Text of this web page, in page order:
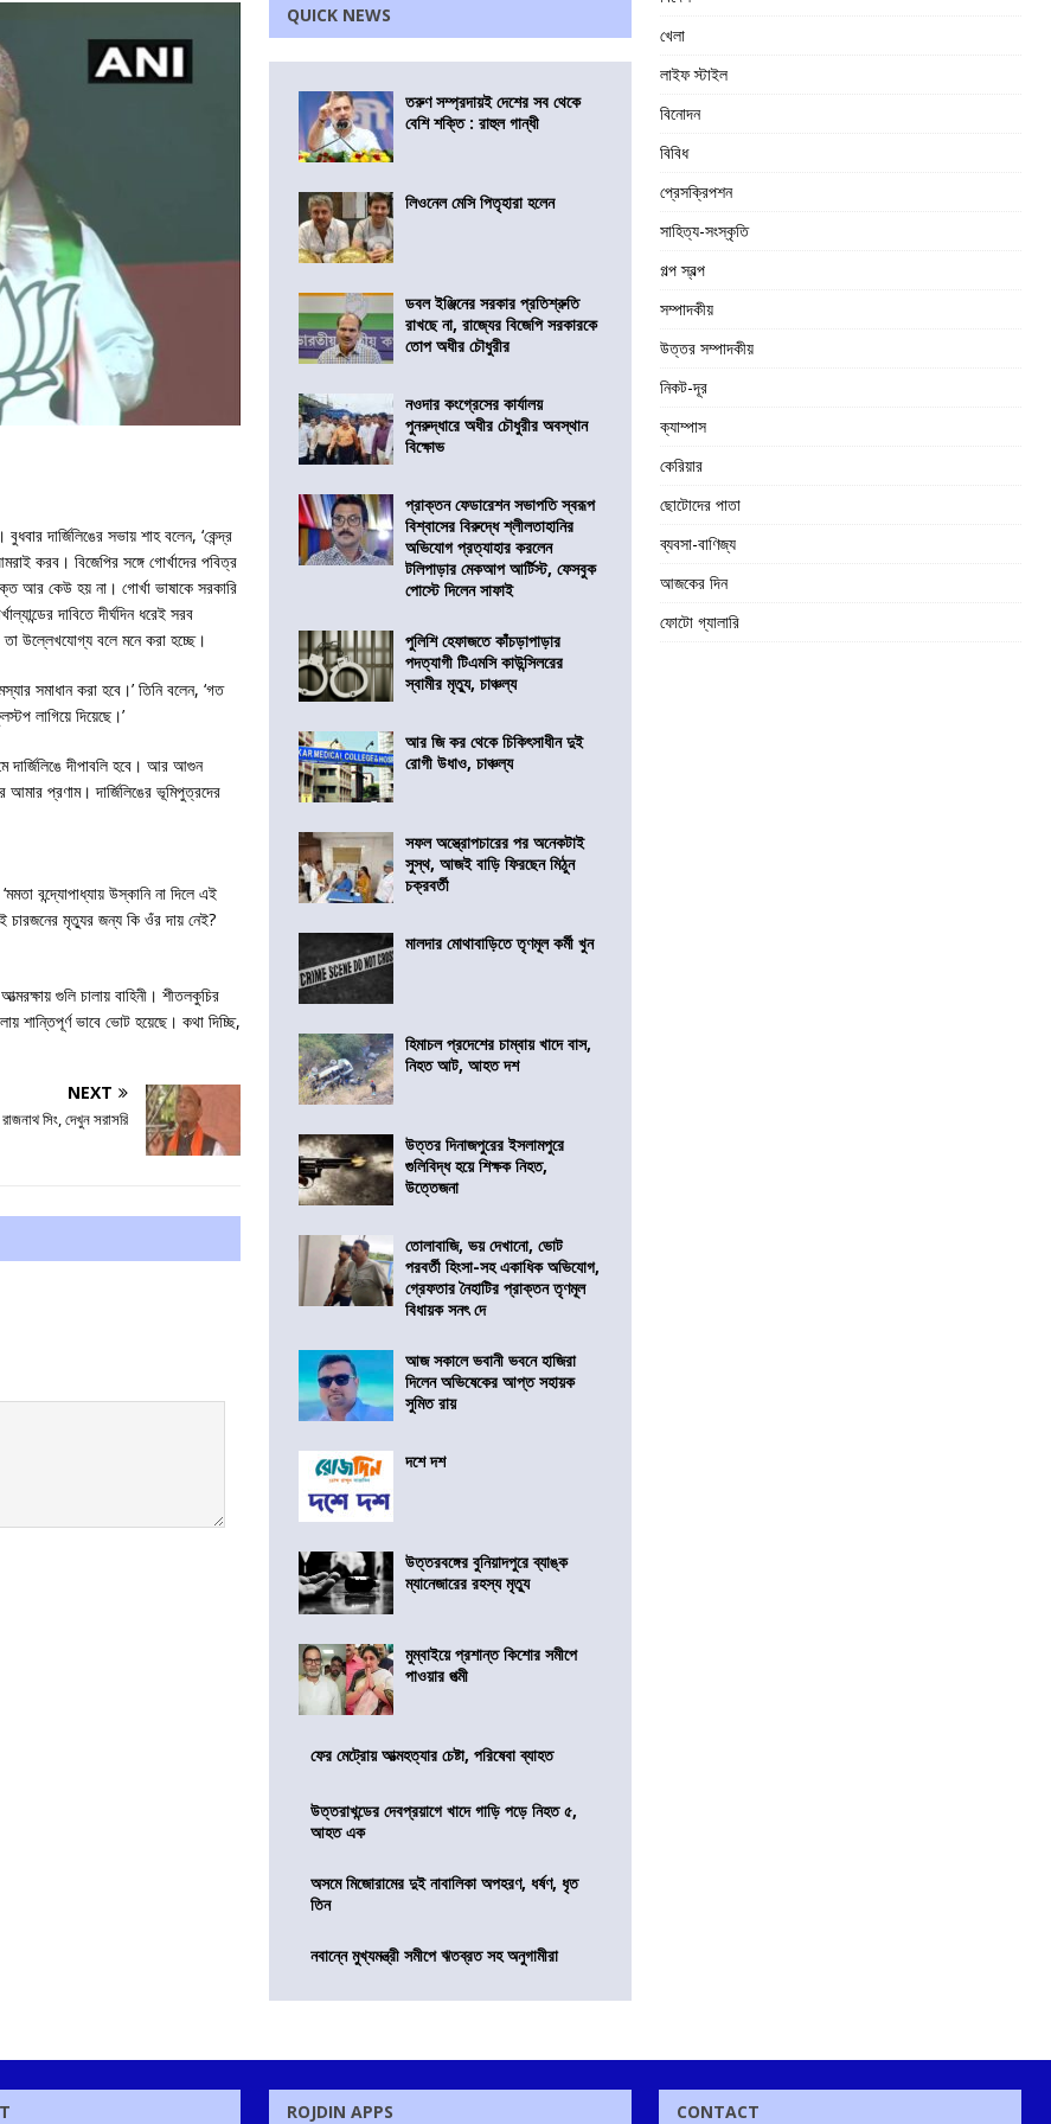
দার্জিলিঙের সভায় শাহ বলেন, ‘কেন্দ্র
করব। বিজেপির সঙ্গে গোর্খাদের পবিত্র
আর কেউ হয় না। গোর্খা ভাষাকে সরকারি
দাবিতে দীর্ঘদিন ধরেই সরব
তা উল্লেখযোগ্য বলে মনে করা হচ্ছে।
সমাধান করা হবে।’ তিনি বলেন, ‘গত
লাগিয়ে দিয়েছে।’
দার্জিলিঙে দীপাবলি হবে। আর আগুন
আমার প্রণাম। দার্জিলিঙের ভূমিপুত্রদের
বন্দ্যোপাধ্যায় উস্কানি না দিলে এই
চারজনের মৃত্যুর জন্য কি ওঁর দায় নেই?
গুলি চালায় বাহিনী। শীতলকুচির
শান্তিপূর্ণ ভাবে ভোট হয়েছে। কথা দিচ্ছি,
NEXT
সিং, দেখুন সরাসরি
QUICK NEWS
তরুণ সম্প্রদায়ই দেশের সব থেকে
বেশি শক্তি : রাহুল গান্ধী
লিওনেল মেসি পিতৃহারা হলেন
ডবল ইঞ্জিনের সরকার প্রতিশ্রুতি
রাখছে না, রাজ্যের বিজেপি সরকারকে
তোপ অধীর চৌধুরীর
নওদার কংগ্রেসের কার্যালয়
পুনরুদ্ধারে অধীর চৌধুরীর অবস্থান
বিক্ষোভ
প্রাক্তন ফেডারেশন সভাপতি স্বরূপ
বিশ্বাসের বিরুদ্ধে শ্লীলতাহানির
অভিযোগ প্রত্যাহার করলেন
টলিপাড়ার মেকআপ আর্টিস্ট, ফেসবুক
পোস্টে দিলেন সাফাই
পুলিশি হেফাজতে কাঁচড়াপাড়ার
পদত্যাগী টিএমসি কাউন্সিলরের
স্বামীর মৃত্যু, চাঞ্চল্য
আর জি কর থেকে চিকিৎসাধীন দুই
রোগী উধাও, চাঞ্চল্য
সফল অস্ত্রোপচারের পর অনেকটাই
সুস্থ, আজই বাড়ি ফিরছেন মিঠুন
চক্রবর্তী
মালদার মোথাবাড়িতে তৃণমূল কর্মী খুন
হিমাচল প্রদেশের চাম্বায় খাদে বাস,
নিহত আট, আহত দশ
উত্তর দিনাজপুরের ইসলামপুরে
গুলিবিদ্ধ হয়ে শিক্ষক নিহত,
উত্তেজনা
তোলাবাজি, ভয় দেখানো, ভোট
পরবর্তী হিংসা-সহ একাধিক অভিযোগ,
গ্রেফতার নৈহাটির প্রাক্তন তৃণমূল
বিধায়ক সনৎ দে
আজ সকালে ভবানী ভবনে হাজিরা
দিলেন অভিষেকের আপ্ত সহায়ক
সুমিত রায়
দশে দশ
উত্তরবঙ্গের বুনিয়াদপুরে ব্যাঙ্ক
ম্যানেজারের রহস্য মৃত্যু
মুম্বাইয়ে প্রশান্ত কিশোর সমীপে
পাওয়ার পত্মী
ফের মেট্রোয় আত্মহত্যার চেষ্টা, পরিষেবা ব্যাহত
উত্তরাখন্ডের দেবপ্রয়াগে খাদে গাড়ি পড়ে নিহত ৫,
আহত এক
অসমে মিজোরামের দুই নাবালিকা অপহরণ, ধর্ষণ, ধৃত
তিন
নবান্নে মুখ্যমন্ত্রী সমীপে ঋতব্রত সহ অনুগামীরা
খেলা
লাইফ স্টাইল
বিনোদন
বিবিধ
প্রেসক্রিপশন
সাহিত্য-সংস্কৃতি
গল্প স্বল্প
সম্পাদকীয়
উত্তর সম্পাদকীয়
নিকট-দূর
ক্যাম্পাস
কেরিয়ার
ছোটোদের পাতা
ব্যবসা-বাণিজ্য
আজকের দিন
ফোটো গ্যালারি
ROJDIN APPS CONTACT